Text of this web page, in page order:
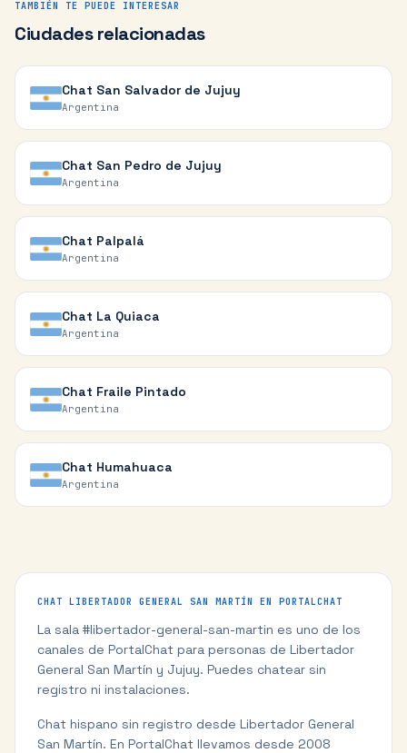
TAMBIÉN TE PUEDE INTERESAR
Ciudades relacionadas
Chat San Salvador de Jujuy
Argentina
Chat San Pedro de Jujuy
Argentina
Chat Palpalá
Argentina
Chat La Quiaca
Argentina
Chat Fraile Pintado
Argentina
Chat Humahuaca
Argentina
CHAT LIBERTADOR GENERAL SAN MARTÍN EN PORTALCHAT
La sala #libertador-general-san-martin es uno de los
canales de PortalChat para personas de Libertador
General San Martín y Jujuy. Puedes chatear sin
registro ni instalaciones.
Chat hispano sin registro desde Libertador General
San Martín. En PortalChat llevamos desde 2008